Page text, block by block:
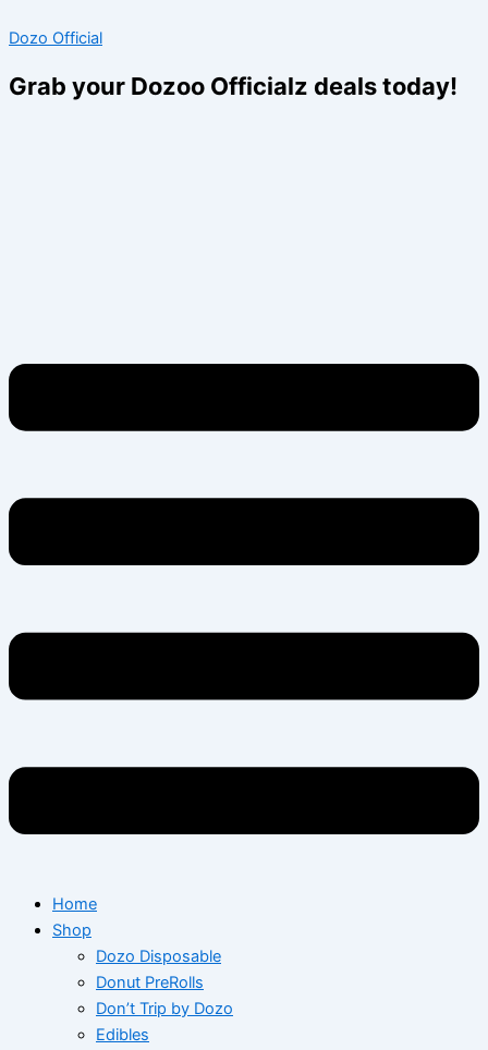
to
Dozo Official
Grab your Dozoo Officialz deals today!
Home
Shop
Dozo Disposable
Donut PreRolls
Don’t Trip by Dozo
Edibles